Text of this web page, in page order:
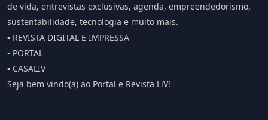
de vida, entrevistas exclusivas, agenda, empreendedorismo,
sustentabilidade, tecnologia e muito mais.
▪️ REVISTA DIGITAL E IMPRESSA
▪️ PORTAL
▪️ CASALIV
Seja bem vindo(a) ao Portal e Revista LiV!